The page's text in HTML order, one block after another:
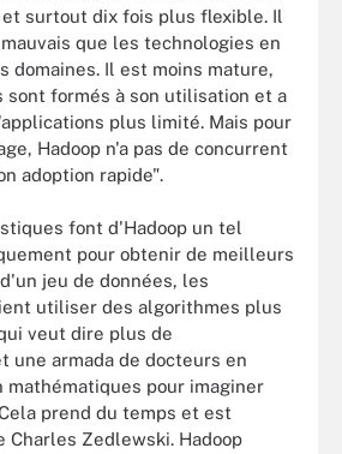
surtout dix fois plus flexible. Il
que les technologies en
domaines. Il est moins mature,
formés à son utilisation et a
plus limité. Mais pour
Hadoop n'a pas de concurrent
adoption rapide".
font d'Hadoop un tel
pour obtenir de meilleurs
jeu de données, les
utiliser des algorithmes plus
veut dire plus de
une armada de docteurs en
pour imaginer
prend du temps et est
Charles Zedlewski. Hadoop